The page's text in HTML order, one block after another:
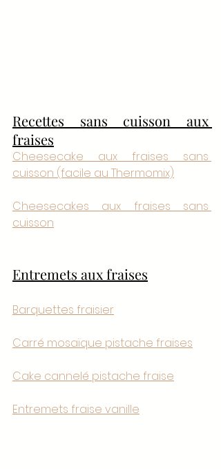
Recettes sans cuisson aux
fraises
Cheesecake aux fraises sans
cuisson (facile au Thermomix)
Cheesecakes aux fraises sans
cuisson
Entremets aux fraises
Barquettes fraisier
Carré mosaïque pistache fraises
Cake cannelé pistache fraise
Entremets fraise vanille